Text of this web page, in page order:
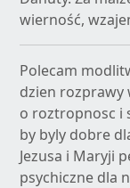
wierność,
Polecam
dzien rozprawy
o roztropnosc i
by byly dobre
Jezusa i Maryji
psychiczne dla